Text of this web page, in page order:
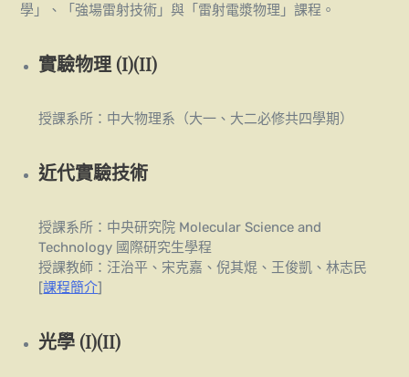
學」、「強場雷射技術」與「雷射電漿物理」課程。
實驗物理 (I)(II)
授課系所：中大物理系（大一、大二必修共四學期）
近代實驗技術
授課系所：中央研究院 Molecular Science and
Technology 國際研究生學程
授課教師：汪治平、宋克嘉、倪其焜、王俊凱、林志民
[課程簡介]
光學 (I)(II)